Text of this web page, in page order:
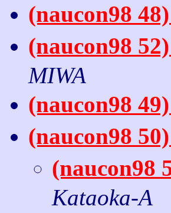
(naucon98
(naucon98
MIWA
(naucon98
(naucon98
(naucon98
Kataoka-A